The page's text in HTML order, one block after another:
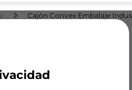
Cajón Convex Embalaje